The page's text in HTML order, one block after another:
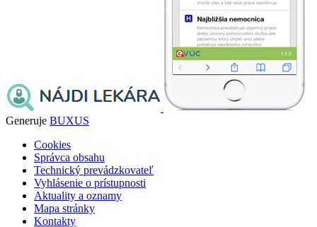
Generuje BUXUS
Cookies
Správca obsahu
Technický prevádzkovateľ
Vyhlásenie o prístupnosti
Aktuality a oznamy
Mapa stránky
Kontakty